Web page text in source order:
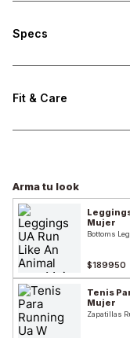
Specs
Fit & Care
Arma tu look
Mujer
Bottoms
$189950
Tenis
Mujer
Zapatillas